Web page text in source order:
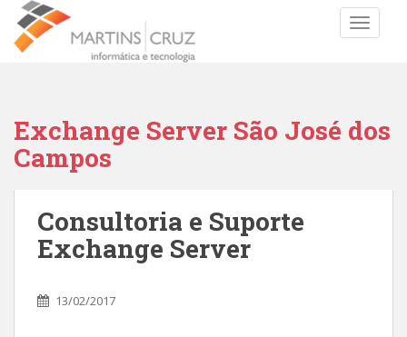
Exchange Server São José dos
Campos
Consultoria e Suporte
Exchange Server
13/02/2017